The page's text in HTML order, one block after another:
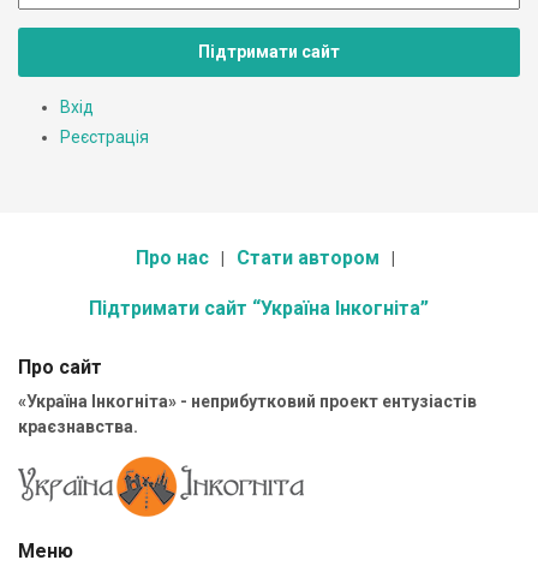
Підтримати сайт
Вхід
Реєстрація
Про нас Стати автором
Підтримати сайт “Україна Інкогніта”
Про сайт
«Україна Інкогніта» - неприбутковий проект ентузіастів
краєзнавства.
Меню